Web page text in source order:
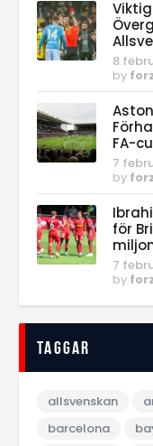
8
by
FA-
7
by
för
7
by
Taggar
allsvenskan
barcelona